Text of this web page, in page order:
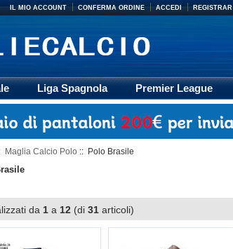
IL MIO ACCOUNT CONFERMA ORDINE ACCEDI REGISTRAR
Liga Spagnola Premier League
Maglia Calcio Polo :: Polo Brasile
da 1 a 12 (di 31 articoli)